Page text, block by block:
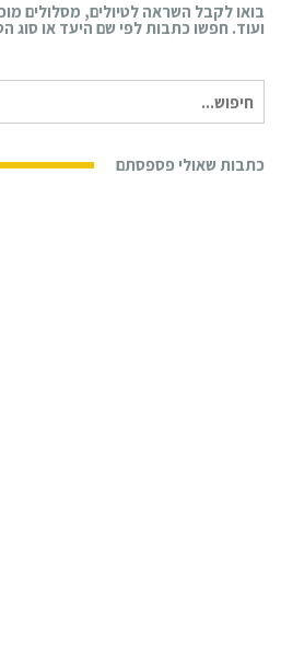
בואו לקבל השראה לטיולים, מסלולים
ועוד. חפשו כתבות לפי שם היעד או סוג
עבור:
כתבות שאולי פספסתם